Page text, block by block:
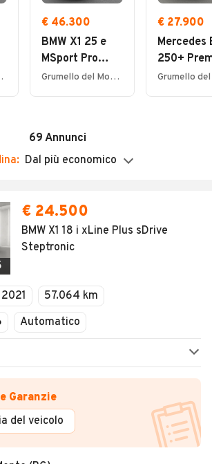
(BG)
€ 46.300
BMW X1 25 e
MSport Pro
xDrive DCT
Grumello del Monte (BG)
€ 27.900
Mercedes
250+
Plus
69 Annunci
Dal più economico
€ 24.500
BMW X1 18 i xLine Plus sDrive
Steptronic
57.064 km
Automatico
Garanzie
del veicolo